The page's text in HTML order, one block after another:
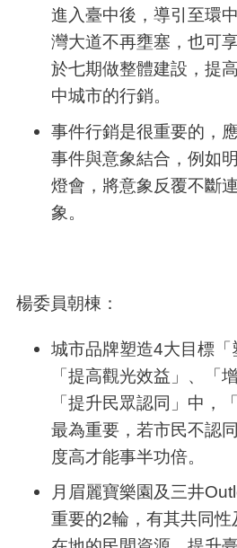
進入臺中後，導引至環
灣大道不再壅塞，也可
於七期做整體建設，提
中城市的行銷。
事件行銷是很重要的，
事件與意象結合，例如
燈會，將意象反覆不斷
象。
楊委員朝棟：
城市品牌塑造4大目標「
「提高觀光效益」、「
「提升民眾認同」中，
最為重要，若市民不認
度高才能事半功倍。
月眉麗寶樂園及三井
重要的2輪，有其共同